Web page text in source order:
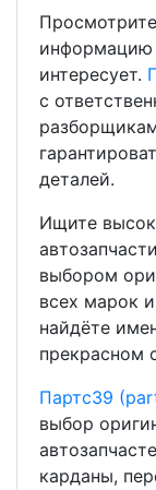
информацию
интересует.
с
деталей.
Ищите
выбором
всех марок
найдёте
прекрасном
Партс39
выбор
карданы,